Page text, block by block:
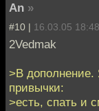
An »
#10 | 16.03.05 18:48
2Vedmak
>В
привычки:
>есть, спать и